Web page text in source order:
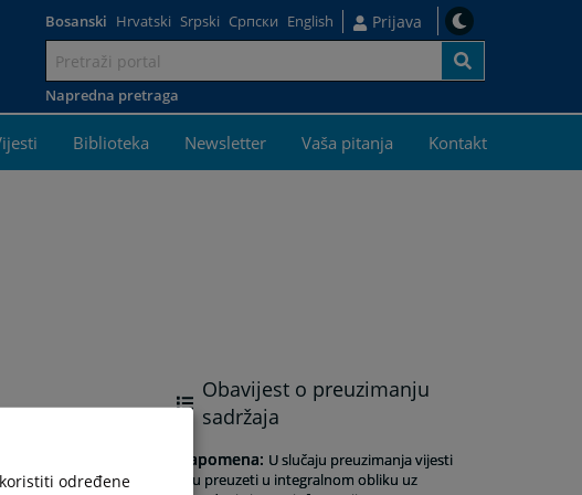
Bosanski Hrvatski Srpski Српски English Prijava
Napredna pretraga
Biblioteka Newsletter Vaša pitanja Kontakt
se dalje
Obavijest o preuzimanju
sadržaja
Napomena: U slučaju preuzimanja vijesti
istu preuzeti u integralnom obliku uz
određene